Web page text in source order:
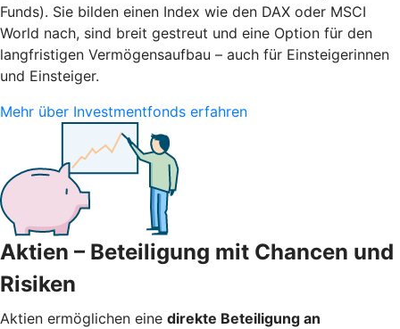
Funds). Sie bilden einen Index wie den DAX oder MSCI
World nach, sind breit gestreut und eine Option für den
langfristigen Vermögensaufbau – auch für Einsteigerinnen
und Einsteiger.
Mehr über Investmentfonds erfahren
Aktien – Beteiligung mit Chancen und
Risiken
Aktien ermöglichen eine direkte Beteiligung an